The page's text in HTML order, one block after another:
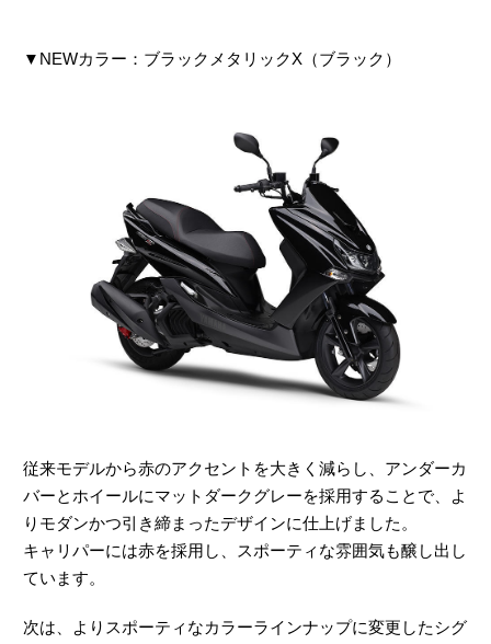
▼NEWカラー：ブラックメタリックX（ブラック）
従来モデルから赤のアクセントを大きく減らし、アンダーカ
バーとホイールにマットダークグレーを採用することで、よ
りモダンかつ引き締まったデザインに仕上げました。
キャリパーには赤を採用し、スポーティな雰囲気も醸し出し
ています。
次は、よりスポーティなカラーラインナップに変更したシグ